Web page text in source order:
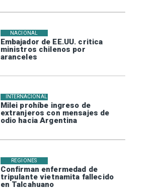
Embajador de EE.UU. critica
ministros chilenos por
aranceles
NACIONAL
Milei prohíbe ingreso de
extranjeros con mensajes de
odio hacia Argentina
INTERNACIONAL
Confirman enfermedad de
tripulante vietnamita fallecido
en Talcahuano
REGIONES